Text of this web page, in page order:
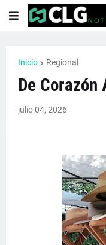
Inicio Regional
De Corazón
julio 04, 2026